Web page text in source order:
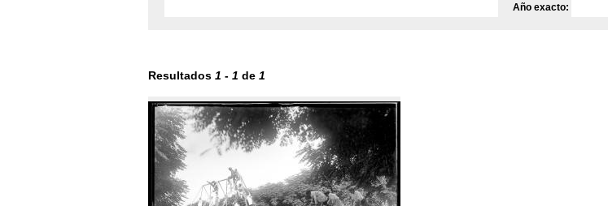
Año exacto:
Resultados 1 - 1 de 1